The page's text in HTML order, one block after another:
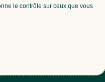
(98,51%)